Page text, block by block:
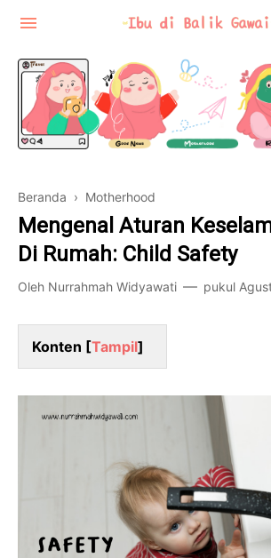
Motherhood
Review
Food-Travel
Beranda › Motherhood
Mengenal Aturan
Di Rumah: Child Safety
Oleh Nurrahmah Widyawati pukul
Konten [Tampil]